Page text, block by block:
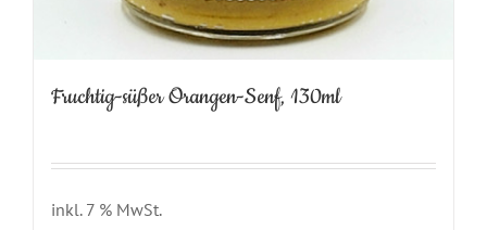
Fruchtig-süßer Orangen-Senf, 130ml
inkl. 7 % MwSt.